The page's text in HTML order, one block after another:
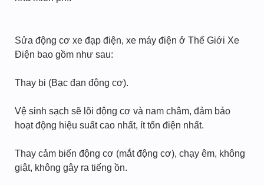
Sửa động cơ xe đạp điện, xe máy điện ở Thế Giới Xe
Điện bao gồm như sau:
Thay bi (Bạc đạn động cơ).
Vệ sinh sạch sẽ lõi động cơ và nam châm, đảm bảo
hoạt động hiệu suất cao nhất, ít tốn điện nhất.
Thay cảm biến động cơ (mắt động cơ), chạy êm, không
giật, không gây ra tiếng ồn.